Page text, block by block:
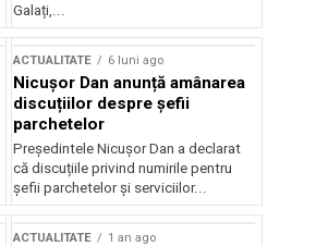
Galați,...
ACTUALITATE 6 luni ago
Nicușor Dan anunță amânarea
discuțiilor despre șefii
parchetelor
Președintele Nicușor Dan a declarat
că discuțiile privind numirile pentru
șefii parchetelor și serviciilor...
ACTUALITATE 1 an ago